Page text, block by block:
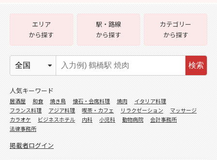
エリア
から探す
駅・路線
から探す
カテゴリー
から探す
検索
人気キーワード
居酒屋 和食 焼き鳥 懐石・会席料理 焼肉
イタリア料理
フランス料理
アジア料理 喫茶・カフェ リラクゼーション
マッサージ
カラオケ
ビジネスホテル 内科 小児科 動物病院
会計事務所
法律事務所
掲載者ログイン